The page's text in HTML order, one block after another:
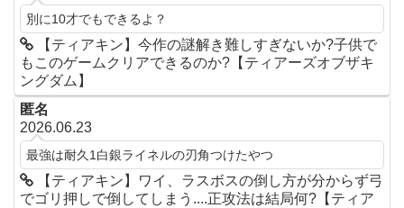
別に10才でもできるよ？
【ティアキン】今作の謎解き難しすぎないか?子供で
もこのゲームクリアできるのか?【ティアーズオブザキ
ングダム】
匿名
2026.06.23
最強は耐久1白銀ライネルの刃角つけたやつ
【ティアキン】ワイ、ラスボスの倒し方が分からず弓
でゴリ押しで倒してしまう....正攻法は結局何?【ティア